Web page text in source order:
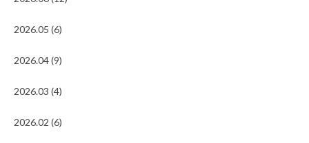
2026.05 (6)
2026.04 (9)
2026.03 (4)
2026.02 (6)